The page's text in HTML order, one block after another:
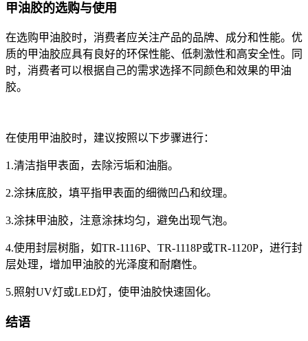
甲油胶的选购与使用
在选购甲油胶时，消费者应关注产品的品牌、成分和性能。优
质的甲油胶应具有良好的环保性能、低刺激性和高安全性。同
时，消费者可以根据自己的需求选择不同颜色和效果的甲油
胶。
在使用甲油胶时，建议按照以下步骤进行：
1.清洁指甲表面，去除污垢和油脂。
2.涂抹底胶，填平指甲表面的细微凹凸和纹理。
3.涂抹甲油胶，注意涂抹均匀，避免出现气泡。
4.使用封层树脂，如TR-1116P、TR-1118P或TR-1120P，进行封
层处理，增加甲油胶的光泽度和耐磨性。
5.照射UV灯或LED灯，使甲油胶快速固化。
结语